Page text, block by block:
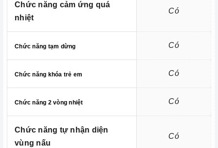
Homebest Care
Trung tâm bảo trì - sửa chữa thiết bị nhà bếp
Chức năng cảm ứng quá
nhiệt
Có
Chức năng tạm dừng Có
Chức năng khóa trẻ em Có
Chức năng 2 vòng nhiệt Có
Chức năng tự nhận diện
vùng nấu
Có